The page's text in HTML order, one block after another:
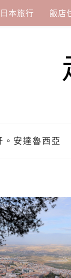
日本旅行 飯店
。安達魯西亞